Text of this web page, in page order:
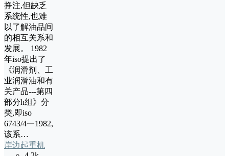
挣注,但缺乏
系统性,也难
以了解油品间
的相互关系和
发展。 1982
年iso提出了
《润滑剂、工
业润滑油和有
关产品---第四
部分h组》分
类,即iso
6743/4一1982,
该系…
岸边起重机